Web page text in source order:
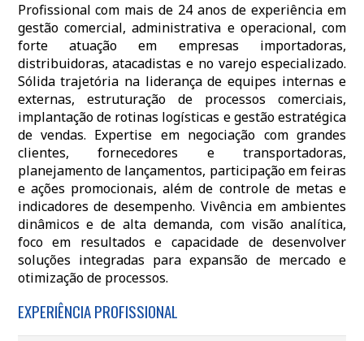
Profissional com mais de 24 anos de experiência em
gestão comercial, administrativa e operacional, com
forte atuação em empresas importadoras,
distribuidoras, atacadistas e no varejo especializado.
Sólida trajetória na liderança de equipes internas e
externas, estruturação de processos comerciais,
implantação de rotinas logísticas e gestão estratégica
de vendas. Expertise em negociação com grandes
clientes, fornecedores e transportadoras,
planejamento de lançamentos, participação em feiras
e ações promocionais, além de controle de metas e
indicadores de desempenho. Vivência em ambientes
dinâmicos e de alta demanda, com visão analítica,
foco em resultados e capacidade de desenvolver
soluções integradas para expansão de mercado e
otimização de processos.
EXPERIÊNCIA PROFISSIONAL